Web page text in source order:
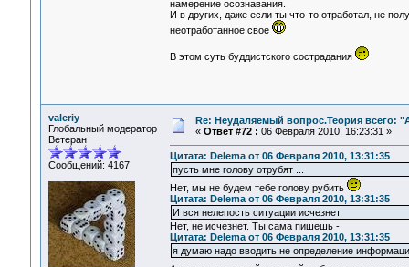
намерение осознавания.
И в других, даже если ты что-то отработал, не
неотработанное свое
В этом суть буддистского сострадания
valeriy
Глобальный модератор
Ветеран
Сообщений: 4167
Re: Неудаляемый вопрос.Теория всего:
« Ответ #72 : 06 Февраля 2010, 16:23:31 »
Цитата: Delema от 06 Февраля 2010, 13:31:35
пусть мне голову отрубят ...
Нет, мы не будем тебе голову рубить
Цитата: Delema от 06 Февраля 2010, 13:31:35
И вся нелепость ситуации исчезнет.
Нет, не исчезнет. Ты сама пишешь -
Цитата: Delema от 06 Февраля 2010, 13:31:35
я думаю надо вводить не определение